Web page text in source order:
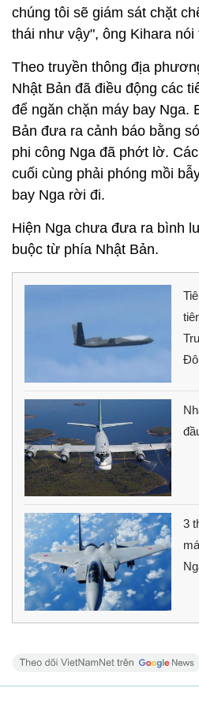
chúng tôi sẽ giám sát chặt
thái như vậy", ông Kihara nói
Theo truyền thông địa
Nhật Bản đã điều động các
để ngăn chặn máy bay Nga.
Bản đưa ra cảnh báo bằng
phi công Nga đã phớt lờ.
cuối cùng phải phóng mồi
bay Nga rời đi.
Hiện Nga chưa đưa ra bình
buộc từ phía Nhật Bản.
3